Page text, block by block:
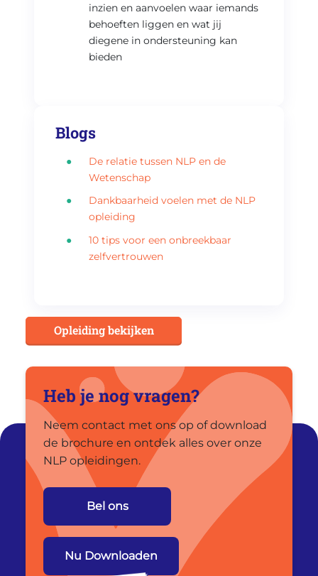
inzien en aanvoelen waar iemands
behoeften liggen en wat jij
diegene in ondersteuning kan
bieden
Blogs
De relatie tussen NLP en de
Wetenschap
Dankbaarheid voelen met de NLP
opleiding
10 tips voor een onbreekbaar
zelfvertrouwen
Opleiding bekijken
Heb je nog vragen?
Neem contact met ons op of download
de brochure en ontdek alles over onze
NLP opleidingen.
Bel ons
Nu Downloaden